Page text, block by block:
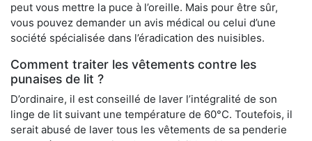
peut vous mettre la puce à l’oreille. Mais pour être sûr,
vous pouvez demander un avis médical ou celui d’une
société spécialisée dans l’éradication des nuisibles.
Comment traiter les vêtements contre les
punaises de lit ?
D’ordinaire, il est conseillé de laver l’intégralité de son
linge de lit suivant une température de 60°C. Toutefois, il
serait abusé de laver tous les vêtements de sa penderie